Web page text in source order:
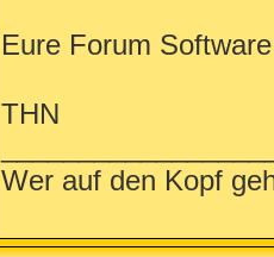
Eure Forum
THN
Wer auf den Kopf